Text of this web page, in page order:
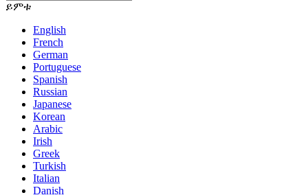
ይምቱ
English
French
German
Portuguese
Spanish
Russian
Japanese
Korean
Arabic
Irish
Greek
Turkish
Italian
Danish